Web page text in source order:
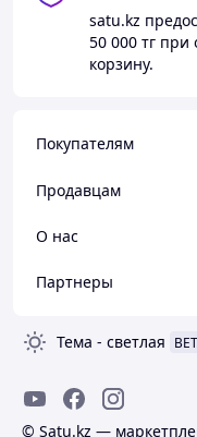
satu.kz
50 000 тг при
корзину.
Покупателям
Продавцам
О нас
Партнеры
Тема - светлая
© Satu.kz —